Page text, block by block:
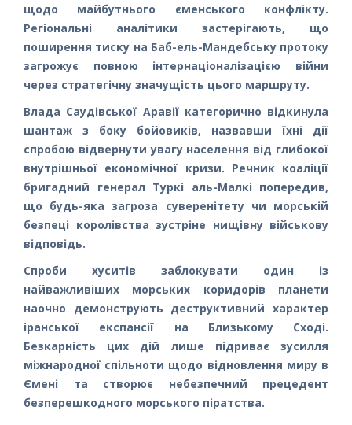
щодо майбутнього єменського конфлікту.
Регіональні аналітики застерігають, що
поширення тиску на Баб-ель-Мандебську протоку
загрожує повною інтернаціоналізацією війни
через стратегічну значущість цього маршруту.
Влада Саудівської Аравії категорично відкинула
шантаж з боку бойовиків, назвавши їхні дії
спробою відвернути увагу населення від глибокої
внутрішньої економічної кризи. Речник коаліції
бригадний генерал Туркі аль-Малкі попередив,
що будь-яка загроза суверенітету чи морській
безпеці королівства зустріне нищівну військову
відповідь.
Спроби хуситів заблокувати один із
найважливіших морських коридорів планети
наочно демонструють деструктивний характер
іранської експансії на Близькому Сході.
Безкарність цих дій лише підриває зусилля
міжнародної спільноти щодо відновлення миру в
Ємені та створює небезпечний прецедент
безперешкодного морського піратства.